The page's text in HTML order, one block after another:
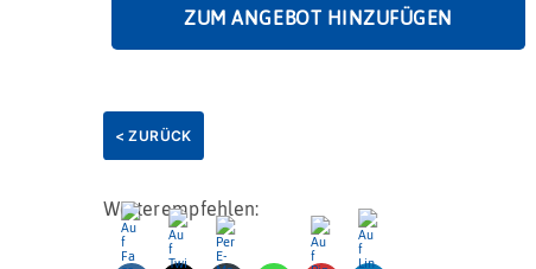
ZUM ANGEBOT HINZUFÜGEN
< ZURÜCK
Weiterempfehlen: